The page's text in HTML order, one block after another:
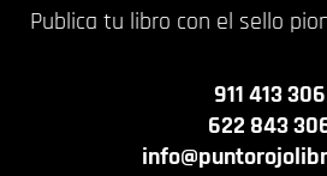
Publica tu libro con el sello
911 413 306
622 843